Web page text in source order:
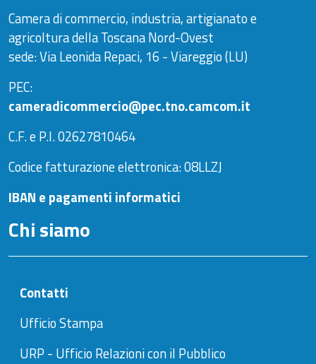
Camera di commercio, industria, artigianato e
agricoltura della Toscana Nord-Ovest
sede: Via Leonida Repaci, 16 - Viareggio (LU)
PEC:
cameradicommercio@pec.tno.camcom.it
C.F. e P.I. 02627810464
Codice fatturazione elettronica: 08LLZJ
IBAN e pagamenti informatici
Chi siamo
Contatti
Ufficio Stampa
URP - Ufficio Relazioni con il Pubblico